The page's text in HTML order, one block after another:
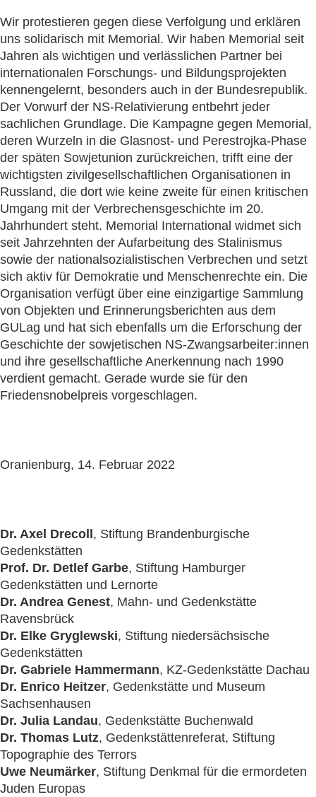
Wir protestieren gegen diese Verfolgung und erklären
uns solidarisch mit Memorial. Wir haben Memorial seit
Jahren als wichtigen und verlässlichen Partner bei
internationalen Forschungs- und Bildungsprojekten
kennengelernt, besonders auch in der Bundesrepublik.
Der Vorwurf der NS-Relativierung entbehrt jeder
sachlichen Grundlage. Die Kampagne gegen Memorial,
deren Wurzeln in die Glasnost- und Perestrojka-Phase
der späten Sowjetunion zurückreichen, trifft eine der
wichtigsten zivilgesellschaftlichen Organisationen in
Russland, die dort wie keine zweite für einen kritischen
Umgang mit der Verbrechensgeschichte im 20.
Jahrhundert steht. Memorial International widmet sich
seit Jahrzehnten der Aufarbeitung des Stalinismus
sowie der nationalsozialistischen Verbrechen und setzt
sich aktiv für Demokratie und Menschenrechte ein. Die
Organisation verfügt über eine einzigartige Sammlung
von Objekten und Erinnerungsberichten aus dem
GULag und hat sich ebenfalls um die Erforschung der
Geschichte der sowjetischen NS-Zwangsarbeiter:innen
und ihre gesellschaftliche Anerkennung nach 1990
verdient gemacht. Gerade wurde sie für den
Friedensnobelpreis vorgeschlagen.
Oranienburg, 14. Februar 2022
Dr. Axel Drecoll , Stiftung Brandenburgische
Gedenkstätten
Prof. Dr. Detlef Garbe, Stiftung Hamburger
Gedenkstätten und Lernorte
Dr. Andrea Genest, Mahn- und Gedenkstätte
Ravensbrück
Dr. Elke Gryglewski, Stiftung niedersächsische
Gedenkstätten
Dr. Gabriele Hammermann, KZ-Gedenkstätte Dachau
Dr. Enrico Heitzer, Gedenkstätte und Museum
Sachsenhausen
Dr. Julia Landau, Gedenkstätte Buchenwald
Dr. Thomas Lutz, Gedenkstättenreferat, Stiftung
Topographie des Terrors
Uwe Neumärker, Stiftung Denkmal für die ermordeten
Juden Europas